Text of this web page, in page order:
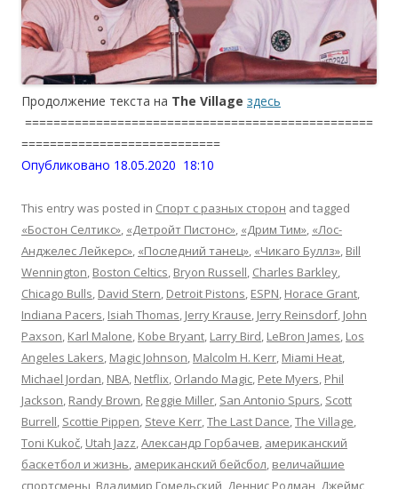
Продолжение текста на The Village здесь
=================================================
============================
Опубликовано 18.05.2020 18:10
This entry was posted in Спорт с разных сторон and tagged
«Бостон Селтикс», «Детройт Пистонс», «Дрим Тим», «Лос-
Анджелес Лейкерс», «Последний танец», «Чикаго Буллз», Bill
Wennington, Boston Celtics, Bryon Russell, Charles Barkley,
Chicago Bulls, David Stern, Detroit Pistons, ESPN, Horace Grant,
Indiana Pacers, Isiah Thomas, Jerry Krause, Jerry Reinsdorf, John
Paxson, Karl Malone, Kobe Bryant, Larry Bird, LeBron James, Los
Angeles Lakers, Magic Johnson, Malcolm H. Kerr, Miami Heat,
Michael Jordan, NBA, Netflix, Orlando Magic, Pete Myers, Phil
Jackson, Randy Brown, Reggie Miller, San Antonio Spurs, Scott
Burrell, Scottie Pippen, Steve Kerr,The Last Dance,The Village,
Toni Kukoč, Utah Jazz,Александр Горбачев, американский
баскетбол и жизнь, американский бейсбол, величайшие
спортсмены, Владимир Гомельский, Деннис Родман, Джеймс